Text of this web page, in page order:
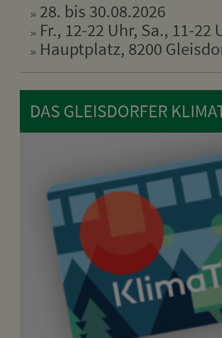
28. bis 30.08.2026
Fr., 12-22 Uhr, Sa., 11-22
Hauptplatz, 8200
DAS GLEISDORFER